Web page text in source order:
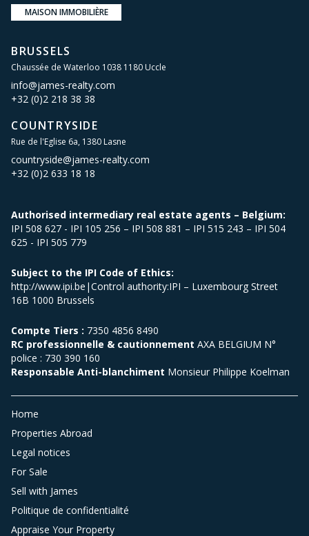
MAISON IMMOBILIÈRE
BRUSSELS
Chaussée de Waterloo 1038 1180 Uccle
info@james-realty.com
+32 (0)2 218 38 38
COUNTRYSIDE
Rue de l'Eglise 6a, 1380 Lasne
countryside@james-realty.com
+32 (0)2 633 18 18
Authorised intermediary real estate agents – Belgium:
IPI 508 627 - IPI 105 256 – IPI 508 881 – IPI 515 243 – IPI 504
625 - IPI 505 779
Subject to the IPI Code of Ethics:
http://www.ipi.be|Control authority:IPI – Luxembourg Street
16B 1000 Brussels
Compte Tiers : 7350 4856 8490
RC professionnelle & cautionnement AXA BELGIUM N°
police : 730 390 160
Responsable Anti-blanchiment Monsieur Philippe Koelman
Home
Properties Abroad
Legal notices
For Sale
Sell with James
Politique de confidentialité
Appraise Your Property